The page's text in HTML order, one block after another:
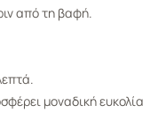
από τη βαφή.
μοναδική ευκολία